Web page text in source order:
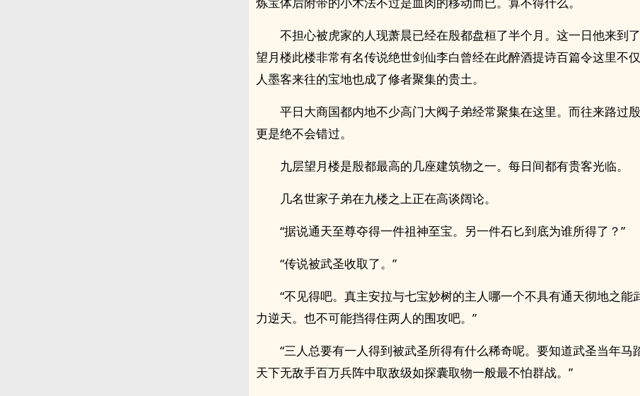
不担心被虎家的人现萧晨已经在殷都盘桓了半个月。这一日他来到
望月楼此楼非常有名传说绝世剑仙李白曾经在此醉酒提诗百篇令这里不
人墨客来往的宝地也成了修者聚集的贵土。
平日大商国都内地不少高门大阀子弟经常聚集在这里。而往来路过
更是绝不会错过。
九层望月楼是殷都最高的几座建筑物之一。每日间都有贵客光临。
几名世家子弟在九楼之上正在高谈阔论。
“据说通天至尊夺得一件祖神至宝。另一件石匕到底为谁所得了？”
“传说被武圣收取了。”
“不见得吧。真主安拉与七宝妙树的主人哪一个不具有通天彻地之能
力逆天。也不可能挡得住两人的围攻吧。”
“三人总要有一人得到被武圣所得有什么稀奇呢。要知道武圣当年马
天下无敌手百万兵阵中取敌级如探囊取物一般最不怕群战。”